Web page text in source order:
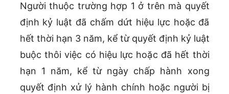
Người thuộc trường hợp 1 ở trên mà quyết
định kỷ luật đã chấm dứt hiệu lực hoặc đã
hết thời hạn 3 năm, kể từ quyết định kỷ luật
buộc thôi việc có hiệu lực hoặc đã hết thời
hạn 1 năm, kể từ ngày chấp hành xong
quyết định xử lý hành chính hoặc người bị